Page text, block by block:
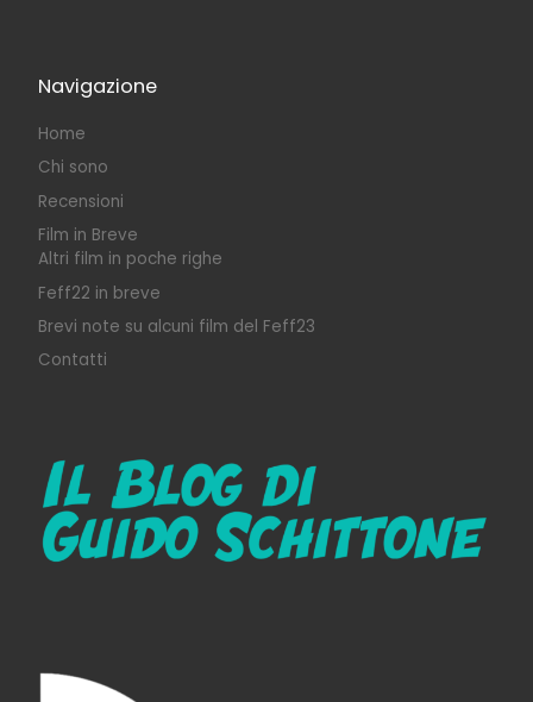
Navigazione
Home
Chi sono
Recensioni
Film in Breve
Altri film in poche righe
Feff22 in breve
Brevi note su alcuni film del Feff23
Contatti